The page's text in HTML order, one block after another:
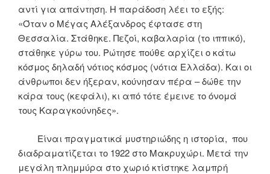
αντί για απάντηση. Η παράδοση λέει το εξής:
«Όταν ο Μέγας Αλέξανδρος έφτασε στη
Θεσσαλία. Στάθηκε. Πεζοί, καβαλαρία (το ιππικό),
στάθηκε γύρω του. Ρώτησε πούθε αρχίζει ο κάτω
κόσμος δηλαδή νότιος κόσμος (νότια Ελλάδα). Και οι
άνθρωποι δεν ήξεραν, κούνησαν πέρα – δώθε την
κάρα τους (κεφάλι), κι από τότε έμεινε το όνομά
τους Καραγκούνηδες».
Είναι πραγματικά μυστηριώδης η ιστορία, που
διαδραματίζεται το 1922 στο Μακρυχώρι. Μετά την
μεγάλη πλημμύρα στο χωριό κτίστηκε λαμπρή